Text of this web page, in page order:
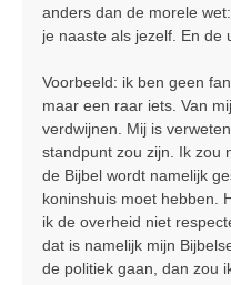
anders dan de morele
je naaste als jezelf. En de
Voorbeeld: ik ben geen
maar een raar iets. Van
verdwijnen. Mij is
standpunt zou zijn. Ik zou
de Bijbel wordt namelijk
koninshuis moet hebben.
ik de overheid niet
dat is namelijk mijn
de politiek gaan, dan zou